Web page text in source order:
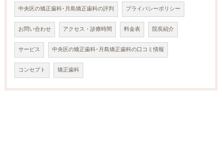
中央区の矯正歯科･月島矯正歯科の評判 プライバシーポリシー
お問い合わせ アクセス・診療時間 料金表 院長紹介
サービス 中央区の矯正歯科･月島矯正歯科の口コミ情報
コンセプト 矯正歯科